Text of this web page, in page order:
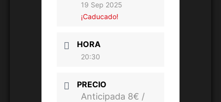
19 Sep 2025
¡Caducado!
HORA
20:30
PRECIO
Anticipada 8€ /